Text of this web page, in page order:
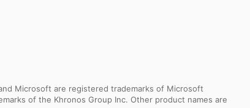
Microsoft are registered trademarks of Microsoft
of the Khronos Group Inc. Other product names are